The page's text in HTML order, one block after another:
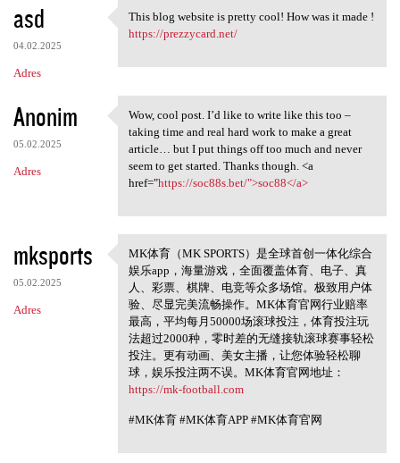
asd
04.02.2025
Adres
This blog website is pretty
This blog website is pretty cool! How was it made !
https://prezzycard.net/
Anonim
05.02.2025
Adres
Wow, cool post. I’d like to
Wow, cool post. I’d like to write like this too –
taking time and real hard work to make a great
article… but I put things off too much and never
seem to get started. Thanks though. <a
href="https://soc88s.bet/">soc88</a>
mksports
05.02.2025
Adres
MK体育（MK SPORTS
MK体育（MK SPORTS）是全球首创一体化综合
娱乐app，海量游戏，全面覆盖体育、电子、真
人、彩票、棋牌、电竞等众多场馆。极致用户体
验、尽显完美流畅操作。MK体育官网行业赔率
最高，平均每月50000场滚球投注，体育投注玩
法超过2000种，零时差的无缝接轨滚球赛事轻松
投注。更有动画、美女主播，让您体验轻松聊
球，娱乐投注两不误。MK体育官网地址：
https://mk-football.com
#MK体育 #MK体育APP #MK体育官网